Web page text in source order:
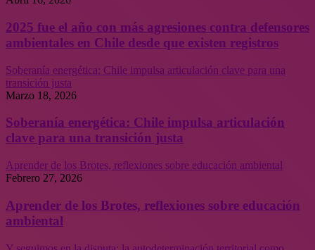
2025 fue el año con más agresiones contra defensores
ambientales en Chile desde que existen registros
Soberanía energética: Chile impulsa articulación clave para una
transición justa
Marzo 18, 2026
Soberanía energética: Chile impulsa articulación
clave para una transición justa
Aprender de los Brotes, reflexiones sobre educación ambiental
Febrero 27, 2026
Aprender de los Brotes, reflexiones sobre educación
ambiental